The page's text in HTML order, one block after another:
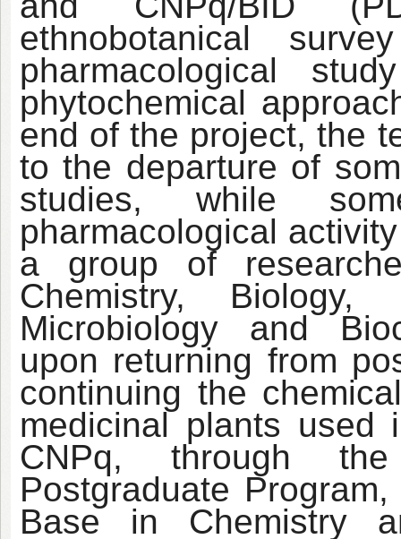
ethnobotanical
pharmacological
phytochemical
end of the project, the
to the departure of
studies, while
pharmacological
a group of
Chemistry, Biology,
Microbiology and
upon returning from
continuing the
medicinal plants used
CNPq, through
Postgraduate
Base in Chemistry